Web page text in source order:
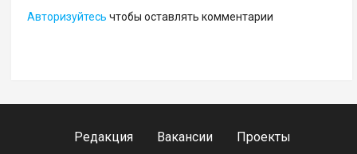
Авторизуйтесь чтобы оставлять комментарии
Редакция Вакансии
Проекты